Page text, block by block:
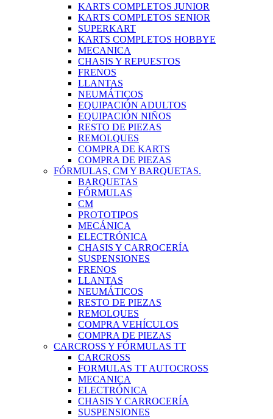
KARTS COMPLETOS JUNIOR
KARTS COMPLETOS SENIOR
SUPERKART
KARTS COMPLETOS HOBBYE
MECANICA
CHASIS Y REPUESTOS
FRENOS
LLANTAS
NEUMÁTICOS
EQUIPACIÓN ADULTOS
EQUIPACIÓN NIÑOS
RESTO DE PIEZAS
REMOLQUES
COMPRA DE KARTS
COMPRA DE PIEZAS
FÓRMULAS, CM Y BARQUETAS.
BARQUETAS
FÓRMULAS
CM
PROTOTIPOS
MECÁNICA
ELECTRÓNICA
CHASIS Y CARROCERÍA
SUSPENSIONES
FRENOS
LLANTAS
NEUMÁTICOS
RESTO DE PIEZAS
REMOLQUES
COMPRA VEHÍCULOS
COMPRA DE PIEZAS
CARCROSS Y FÓRMULAS TT
CARCROSS
FORMULAS TT AUTOCROSS
MECANICA
ELECTRÓNICA
CHASIS Y CARROCERÍA
SUSPENSIONES